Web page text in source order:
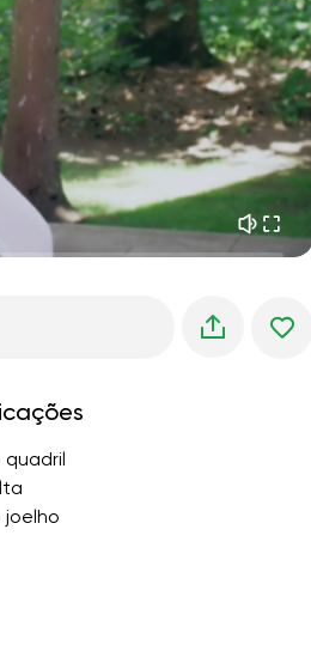
instrutor 02:00
montanha 02:00
02:00
02:00
primavera
quadril
joelho